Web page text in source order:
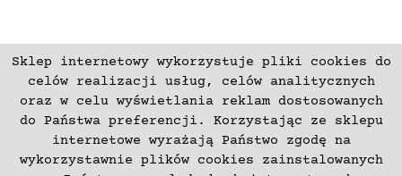
Sklep internetowy wykorzystuje pliki cookies do
celów realizacji usług, celów analitycznych
oraz w celu wyświetlania reklam dostosowanych
do Państwa preferencji. Korzystając ze sklepu
internetowe wyrażają Państwo zgodę na
wykorzystawnie plików cookies zainstalowanych
ZAPISZ SIĘ
Płatności
Regulamin
Zwroty i Reklamacje
Kontakt